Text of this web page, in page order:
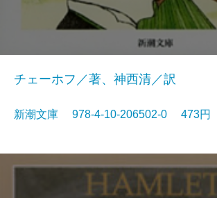
チェーホフ／著、神西清／訳
新潮文庫 978-4-10-206502-0 473円